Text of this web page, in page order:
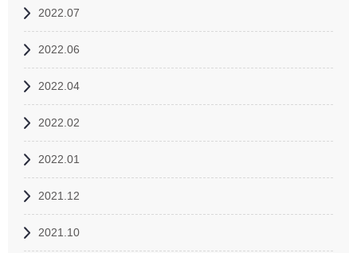
2022.07
2022.06
2022.04
2022.02
2022.01
2021.12
2021.10